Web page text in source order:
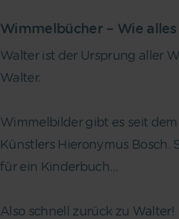
Wimmelbücher – Wie
Walter ist der Ursprung aller
Walter.
Wimmelbilder gibt es seit
Künstlers Hieronymus Bosch.
für ein Kinderbuch…
Also schnell zurück zu Walter!